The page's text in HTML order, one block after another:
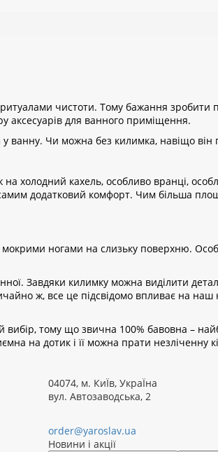
чистоти. Тому бажання зробити
аксесуарів для ванного приміщення.
ванну. Чи можна без килимка, навіщо він
холодний кахель, особливо вранці,
додатковий комфорт. Чим більша
ногами на слизьку поверхню.
Завдяки килимку можна виділити
ж, все це підсвідомо впливає на
вибір, тому що звична 100% бавовна –
на дотик і її можна прати незліченну
04074, м. КиЇв, УкраЇна
вул. Автозаводська, 2
order@yaroslav.ua
Новини і акції